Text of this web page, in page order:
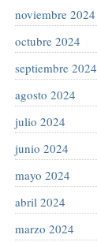
noviembre 2024
octubre 2024
septiembre 2024
agosto 2024
julio 2024
junio 2024
mayo 2024
abril 2024
marzo 2024